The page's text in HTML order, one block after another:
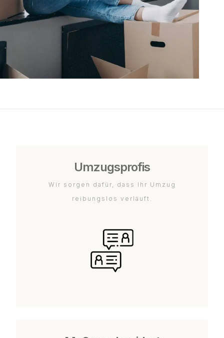
Umzugsprofis
Wir sorgen dafür, dass Ihr Umzug
reibungslos verläuft.